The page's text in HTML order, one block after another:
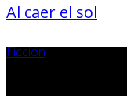
Al caer el sol
Ficción